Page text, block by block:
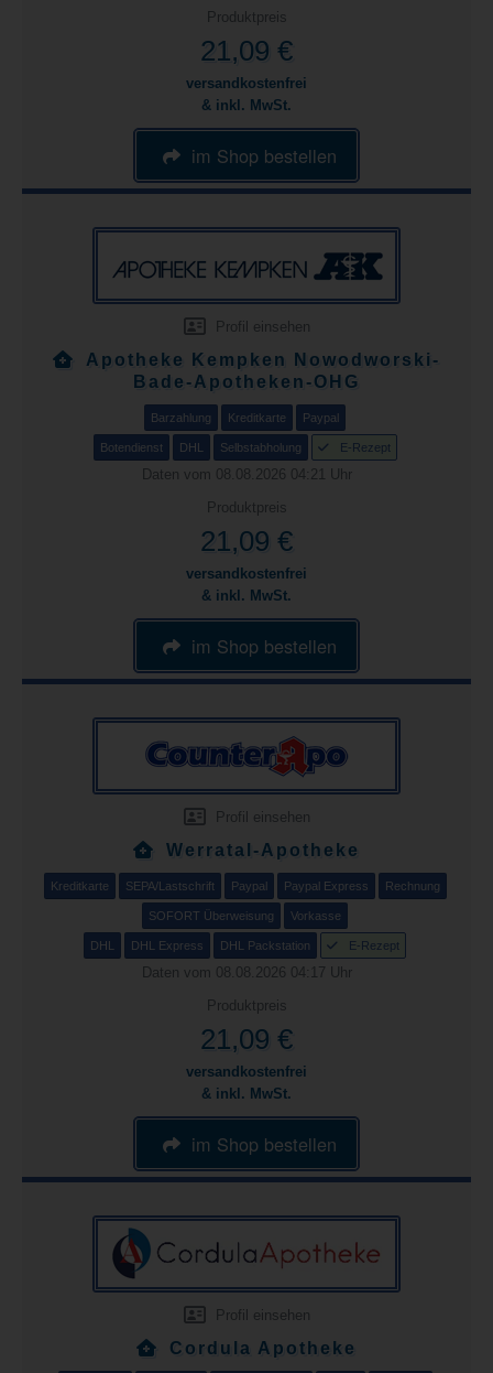
Produktpreis
21,09 €
versandkostenfrei
& inkl. MwSt.
im Shop bestellen
Profil einsehen
Apotheke Kempken Nowodworski-
Bade-Apotheken-OHG
Barzahlung Kreditkarte Paypal
Botendienst DHL Selbstabholung E-Rezept
Daten vom 08.08.2026 04:21 Uhr
Produktpreis
21,09 €
versandkostenfrei
& inkl. MwSt.
im Shop bestellen
Profil einsehen
Werratal-Apotheke
Kreditkarte SEPA/Lastschrift Paypal Paypal Express Rechnung
SOFORT Überweisung Vorkasse
DHL DHL Express DHL Packstation E-Rezept
Daten vom 08.08.2026 04:17 Uhr
Produktpreis
21,09 €
versandkostenfrei
& inkl. MwSt.
im Shop bestellen
Profil einsehen
Cordula Apotheke